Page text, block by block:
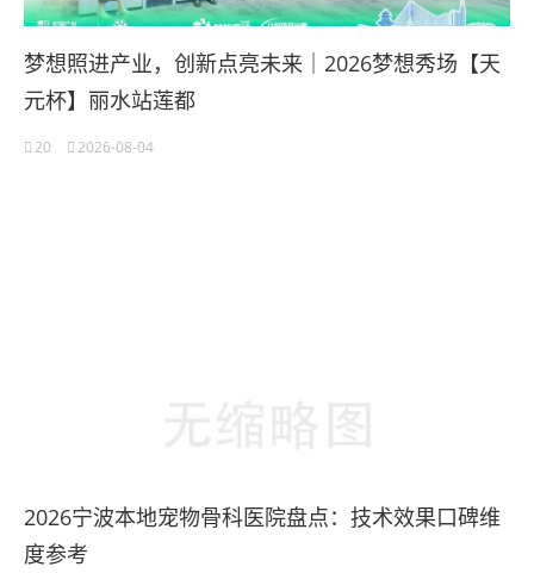
梦想照进产业，创新点亮未来｜2026梦想秀场【天
元杯】丽水站莲都
20 2026-08-04
2026宁波本地宠物骨科医院盘点：技术效果口碑维
度参考